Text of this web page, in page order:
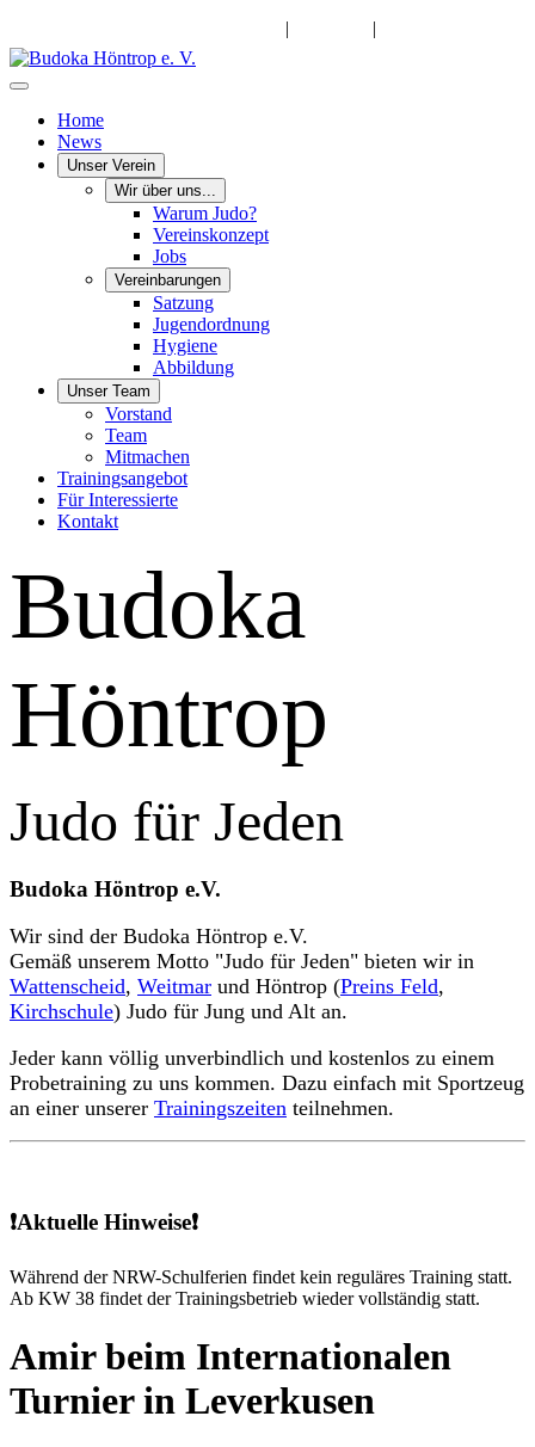
| |
Home
News
Unser Verein
Wir über uns...
Warum Judo?
Vereinskonzept
Jobs
Vereinbarungen
Satzung
Jugendordnung
Hygiene
Abbildung
Unser Team
Vorstand
Team
Mitmachen
Trainingsangebot
Für Interessierte
Kontakt
Budoka
Höntrop
Judo für Jeden
Budoka Höntrop e.V.
Wir sind der Budoka Höntrop e.V.
Gemäß unserem Motto "Judo für Jeden" bieten wir in
Wattenscheid, Weitmar und Höntrop (Preins Feld,
Kirchschule) Judo für Jung und Alt an.
Jeder kann völlig unverbindlich und kostenlos zu einem
Probetraining zu uns kommen. Dazu einfach mit Sportzeug
an einer unserer Trainingszeiten teilnehmen.
❗Aktuelle Hinweise❗
Während der NRW-Schulferien findet kein reguläres Training statt.
Ab KW 38 findet der Trainingsbetrieb wieder vollständig statt.
Amir beim Internationalen
Turnier in Leverkusen